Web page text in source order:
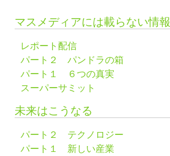
マスメディアには載らない情報
レポート配信
パート２ パンドラの箱
パート１ ６つの真実
スーパーサミット
未来はこうなる
パート２ テクノロジー
パート１ 新しい産業